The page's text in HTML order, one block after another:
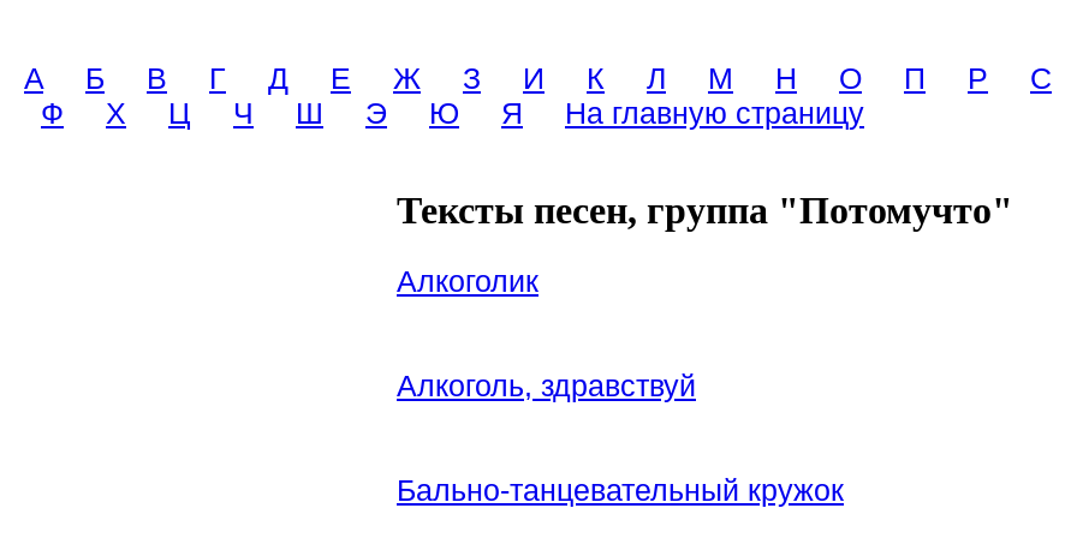
A Б В Г Д Е Ж З И К Л М Н О П Р
С
Ф
Х Ц Ч Ш Э Ю Я На главную страницу
Тексты песен, группа "Потомучто"
Алкоголик
Алкоголь, здравствуй
Бально-танцевательный кружок